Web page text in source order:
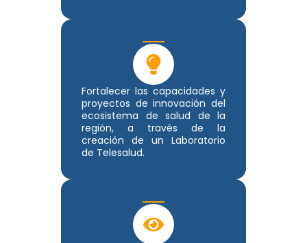
Fortalecer las capacidades y
proyectos de innovación del
ecosistema de salud de la
región, a través de la
creación de un Laboratorio
de Telesalud.